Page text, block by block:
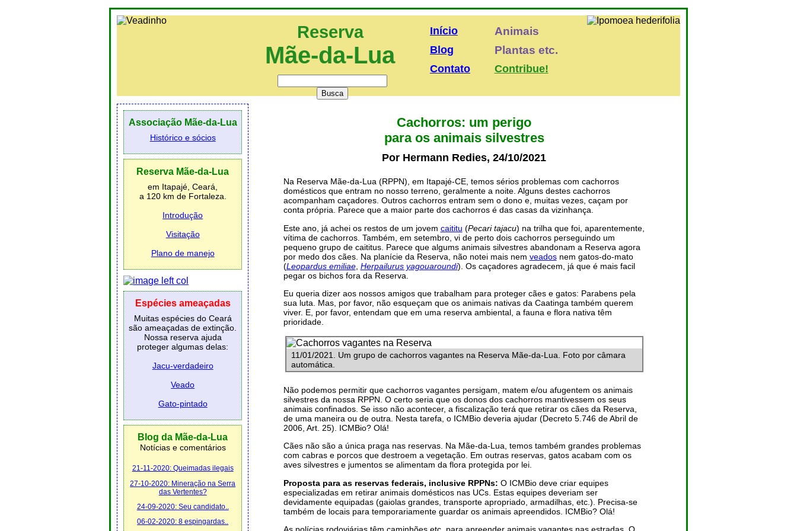
Reserva
Mãe-da-Lua
Início
Blog
Contato
Animais
Plantas etc.
Contribue!
Associação Mãe-da-Lua
Histórico e sócios
Reserva Mãe-da-Lua
em Itapajé, Ceará,
a 120 km de Fortaleza.
Introdução
Visitação
Plano de manejo
Espécies ameaçadas
Muitas espécies do Ceará
são ameaçadas de extinção.
Nossa reserva ajuda
proteger algumas delas:
Jacu-verdadeiro
Veado
Gato-pintado
Blog da Mãe-da-Lua
Notícias e comentários
21-11-2020: Queimadas ilegais
27-10-2020: Mineração na Serra
das Vertentes?
24-09-2020: Seu candidato..
06-02-2020: 8 espingardas..
Cachorros: um perigo
para os animais silvestres
Por Hermann Redies, 24/10/2021
Na Reserva Mãe-da-Lua (RPPN), em Itapajé-CE, temos sérios problemas com cachorros
domésticos que entram no nosso terreno, geralmente a noite. Alguns destes cachorros
acompanham caçadores. Outros cachorros entram sem o dono e, muitas vezes, caçam por
conta própria. Parece que a maior parte dos cachorros é das casas da vizinhança.
Este ano, já achei os restos de um jovem caititu (Pecari tajacu) na trilha que foi, aparentemente,
vítima de cachorros. Também, em setembro, vi de perto dois cachorros perseguindo um
pequeno grupo de caititus. Parece que algums animais silvestres abandonam a Reserva agora
por medo dos cães. Na planície da Reserva, não notei mais nem veadosnem gatos-do-mato
(Leopardus emiliae, Herpailurus yagouaroundi). Os caçadores agradecem, já que é mais facil
pegar os bichos fora da Reserva.
Eu queria dizer aos nossos amigos que trabalham para proteger cães e gatos: Parabens pela
sua luta. Mas, por favor, não esqueçam que os animais nativas da Caatinga também querem
viver. E, por favor, entendam que em uma reserva ambiental, a fauna e flora nativa têm
prioridade.
11/01/2021. Um grupo de cachorros vagantes na Reserva Mãe-da-Lua. Foto por câmara
automática.
Não podemos permitir que cachorros vagantes persigam, matem e/ou afugentem os animais
silvestres da nossa RPPN. O certo seria que os donos dos cachorros mantivessem os seus
animais confinados. Se isso não acontecer, a fiscalização terá que retirar os cães da Reserva,
de uma maneira ou de outra. Nesta tarefa, o ICMBio deveria ajudar (Decreto 5.746 de Abril de
2006, Art. 25). ICMBio? Olá!
Cães não são a única praga nas reservas. Na Mãe-da-Lua, temos também grandes problemas
com cabras e porcos que destroem a vegetação. Em outras reservas, gatos acabam com os
aves silvestres e jumentos se alimentam da flora protegida por lei.
Proposta para as reservas federais, inclusive RPPNs: O ICMBio deve criar equipes
especializadas em retirar animais domésticos nas UCs. Estas equipes deveriam ser
devidamente equipadas (gaiolas grandes, transporte apropriado, armadilhas, etc.). Precisa-se
também de locais para temporariamente guardar os animais apreendidos. ICMBio? Olá!